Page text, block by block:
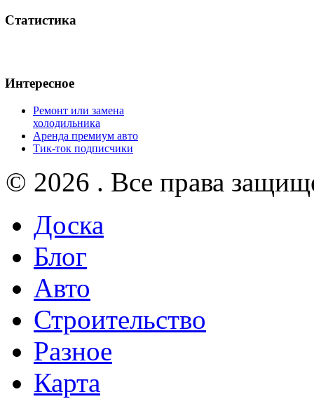
Статистика
Интересное
Ремонт или замена
холодильника
Аренда премиум авто
Тик-ток подписчики
© 2026 . Все права
Доска
Блог
Авто
Строительство
Разное
Карта